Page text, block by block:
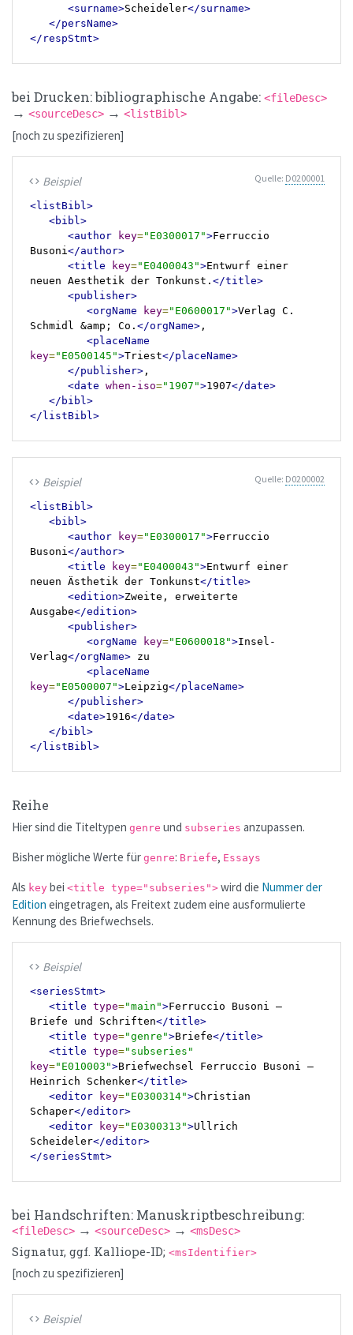
<surname>Scheideler</surname>
</persName>
</respStmt>
bei Drucken: bibliographische Angabe: <fileDesc>
→ <sourceDesc> → <listBibl>
[noch zu spezifizieren]
Quelle: D0200001
code Beispiel
<listBibl>
<bibl>
<author
key="E0300017">Ferruccio
Busoni</author>
<title
key="E0400043">Entwurf einer
neuen Aesthetik der Tonkunst. </title>
<publisher>
<orgName
key="E0600017">Verlag C.
Schmidl &amp; Co. </orgName> ,
<placeName
key="E0500145">Triest</placeName>
</publisher> ,
<date when-iso="1907">1907</date>
</bibl>
</listBibl>
Quelle: D0200002
code Beispiel
<listBibl>
<bibl>
<author
key="E0300017">Ferruccio
Busoni</author>
<title
key="E0400043">Entwurf einer
neuen Ästhetik der Tonkunst</title>
<edition>Zweite, erweiterte
Ausgabe</edition>
<publisher>
<orgName
key="E0600018">Insel-
Verlag</orgName> zu
<placeName
key="E0500007">Leipzig</placeName>
</publisher>
<date>1916</date>
</bibl>
</listBibl>
Reihe
Hier sind die Titeltypen genre und subseries anzupassen.
Bisher mögliche Werte für genre: Briefe, Essays
Als key bei <title type="subseries"> wird die Nummer der
Edition eingetragen, als Freitext zudem eine ausformulierte
Kennung des Briefwechsels.
code Beispiel
<seriesStmt>
<title type="main">Ferruccio Busoni –
Briefe und Schriften</title>
<title type="genre">Briefe</title>
<title type="subseries"
key="E010003">Briefwechsel Ferruccio Busoni –
Heinrich Schenker</title>
<editor
key="E0300314">Christian
Schaper</editor>
<editor
key="E0300313">Ullrich
Scheideler</editor>
</seriesStmt>
bei Handschriften: Manuskriptbeschreibung:
<fileDesc> → <sourceDesc> → <msDesc>
Signatur, ggf. Kalliope-ID; <msIdentifier>
[noch zu spezifizieren]
code Beispiel